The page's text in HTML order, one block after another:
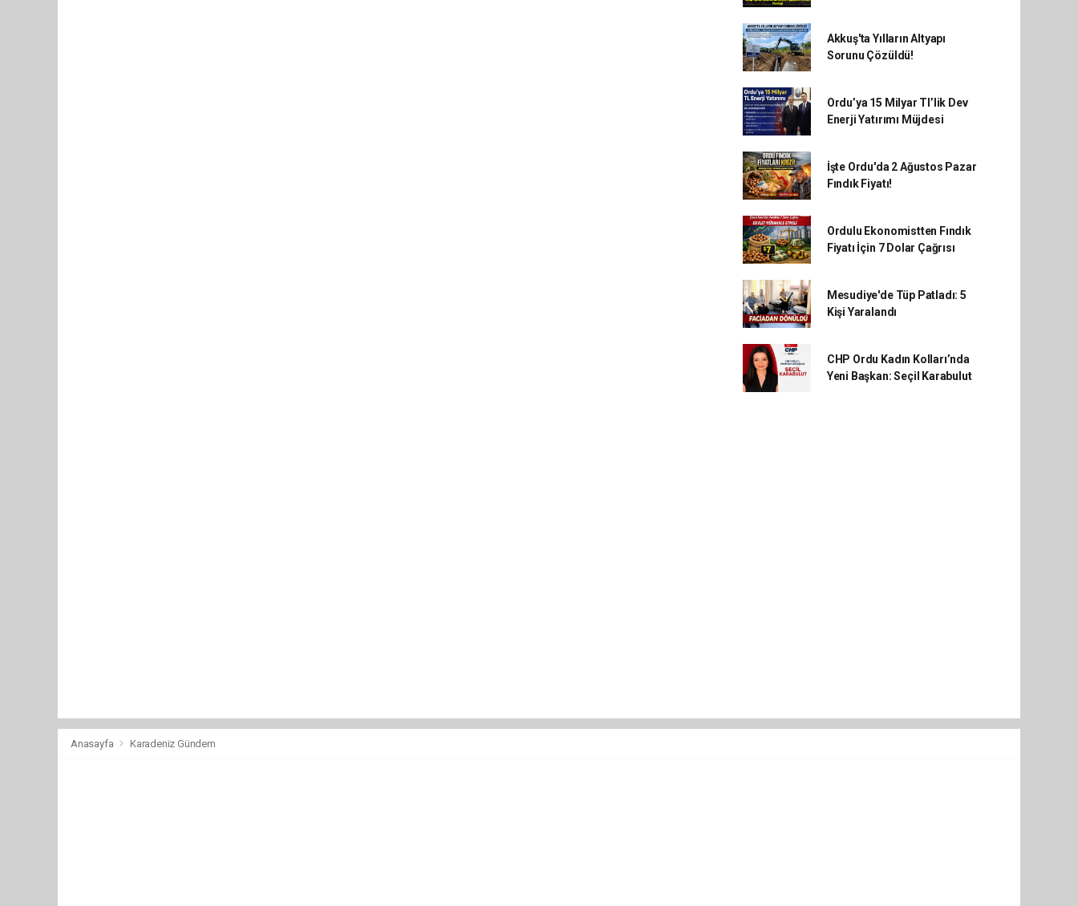
Akkuş'ta Yılların Altyapı
Sorunu Çözüldü!
Ordu’ya 15 Milyar Tl’lik Dev
Enerji Yatırımı Müjdesi
İşte Ordu'da 2 Ağustos Pazar
Fındık Fiyatı!
Ordulu Ekonomistten Fındık
Fiyatı İçin 7 Dolar Çağrısı
Mesudiye'de Tüp Patladı: 5
Kişi Yaralandı
CHP Ordu Kadın Kolları’nda
Yeni Başkan: Seçil Karabulut
Anasayfa Karadeniz Gündem